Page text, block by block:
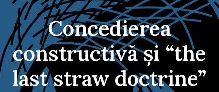
Concedierea
constructivă și “the
last straw doctrine”